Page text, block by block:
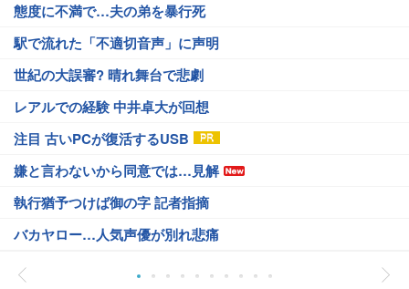
態度に不満で…夫の弟を暴行死
駅で流れた「不適切音声」に声明
世紀の大誤審? 晴れ舞台で悲劇
レアルでの経験 中井卓大が回想
注目 古いPCが復活するUSB
嫌と言わないから同意では…見解
執行猶予つけば御の字 記者指摘
バカヤロー…人気声優が別れ悲痛